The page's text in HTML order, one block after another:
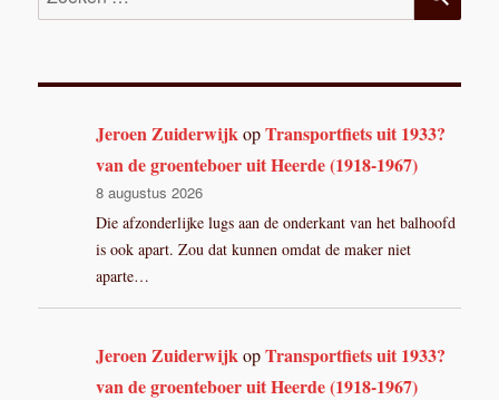
naar:
Jeroen Zuiderwijk opTransportfiets uit 1933?
van de groenteboer uit Heerde (1918-1967)
8 augustus 2026
Die afzonderlijke lugs aan de onderkant van het balhoofd
is ook apart. Zou dat kunnen omdat de maker niet
aparte…
Jeroen Zuiderwijk opTransportfiets uit 1933?
van de groenteboer uit Heerde (1918-1967)